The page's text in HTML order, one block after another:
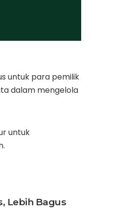
untuk para pemilik
dalam mengelola
untuk
Lebih Bagus